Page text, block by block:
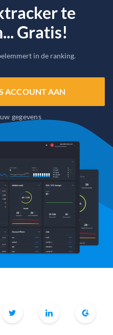
te
Gratis!
in de ranking.
ACCOUNT AAN
gegevens